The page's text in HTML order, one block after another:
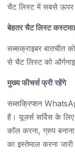
चैट लिस्ट में सबसे ऊपर
बेहतर चैट लिस्ट
सब्सक्राइबर बातचीत
से चैट लिस्ट को
मुख्य फीचर्स फ्री रहेंगे
सब्सक्रिप्शन
है। यूज़र्स सर्विस के
कॉल करना, ग्रुप
का इस्तेमाल करना